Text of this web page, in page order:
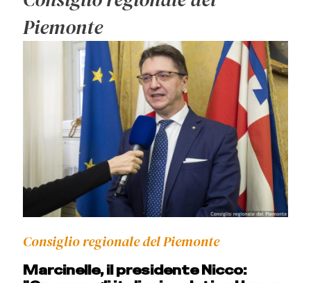
Piemonte
Consiglio regionale del Piemonte
Marcinelle, il presidente Nicco: